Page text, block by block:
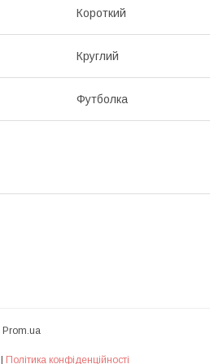
Короткий
Круглий
Футболка
Prom.ua
| Політика конфіденційності